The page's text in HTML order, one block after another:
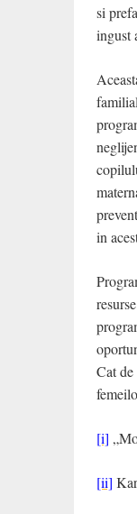
si
ingust
in
Cat
[i]
[ii]